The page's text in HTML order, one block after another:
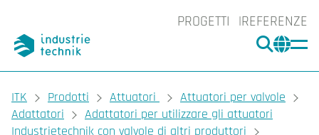
PROGETTI REFERENZE
CERCA
You are here:
ITK Prodotti Attuatori
Attuatori per valvole
Adattatori
Adattatori per utilizzare gli attuatori
Industrietechnik con valvole di altri produttori